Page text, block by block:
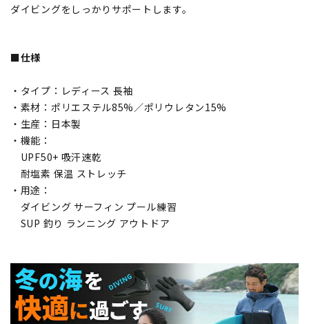
ダイビングをしっかりサポートします。
■仕様
・タイプ：レディース 長袖
・素材：ポリエステル85%／ポリウレタン15%
・生産：日本製
・機能：
UPF50+ 吸汗速乾
耐塩素 保温 ストレッチ
・用途：
ダイビング サーフィン プール練習
SUP 釣り ランニング アウトドア